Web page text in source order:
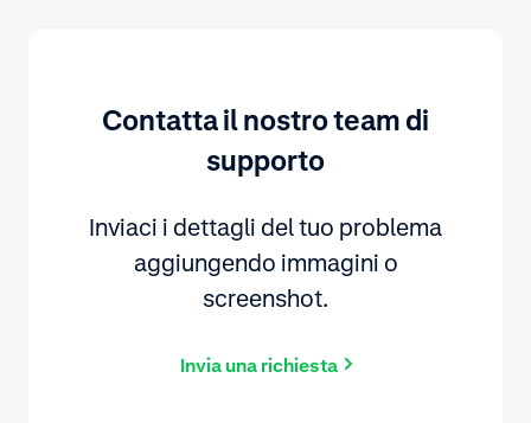
Contatta il nostro team di
supporto
Inviaci i dettagli del tuo problema
aggiungendo immagini o
screenshot.
Invia una richiesta